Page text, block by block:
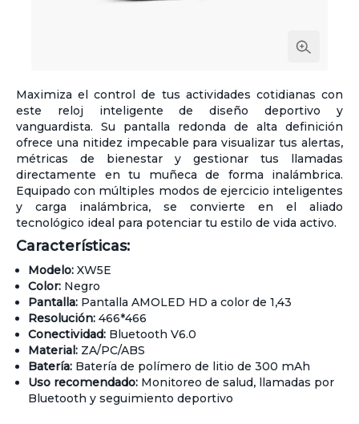
Maximiza el control de tus actividades cotidianas con
este reloj inteligente de diseño deportivo y
vanguardista. Su pantalla redonda de alta definición
ofrece una nitidez impecable para visualizar tus alertas,
métricas de bienestar y gestionar tus llamadas
directamente en tu muñeca de forma inalámbrica.
Equipado con múltiples modos de ejercicio inteligentes
y carga inalámbrica, se convierte en el aliado
tecnológico ideal para potenciar tu estilo de vida activo.
Características:
Modelo: XW5E
Color: Negro
Pantalla: Pantalla AMOLED HD a color de 1,43
Resolución: 466*466
Conectividad: Bluetooth V6.0
Material: ZA/PC/ABS
Batería: Batería de polímero de litio de 300 mAh
Uso recomendado: Monitoreo de salud, llamadas por
Bluetooth y seguimiento deportivo